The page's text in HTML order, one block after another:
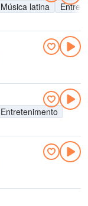
Música latina
Entretenimento